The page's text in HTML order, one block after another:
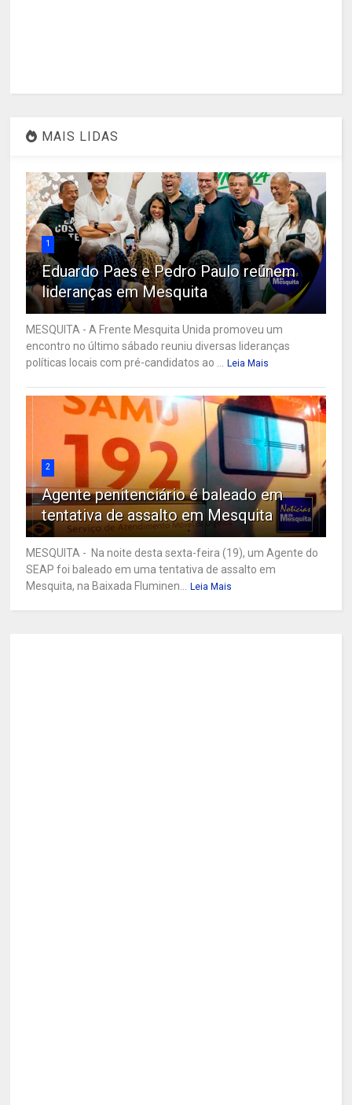
MAIS LIDAS
1
Eduardo Paes e Pedro Paulo reúnem
lideranças em Mesquita
MESQUITA - A Frente Mesquita Unida promoveu um
encontro no último sábado reuniu diversas lideranças
políticas locais com pré-candidatos ao ... Leia Mais
2
Agente penitenciário é baleado em
tentativa de assalto em Mesquita
MESQUITA - Na noite desta sexta-feira (19), um Agente do
SEAP foi baleado em uma tentativa de assalto em
Mesquita, na Baixada Fluminen... Leia Mais